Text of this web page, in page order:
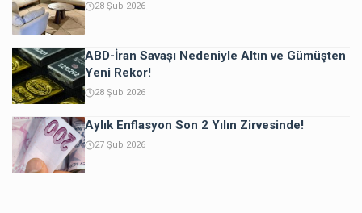
28 Şub 2026
ABD-İran Savaşı Nedeniyle Altın ve Gümüşten
Yeni Rekor!
28 Şub 2026
Aylık Enflasyon Son 2 Yılın Zirvesinde!
27 Şub 2026